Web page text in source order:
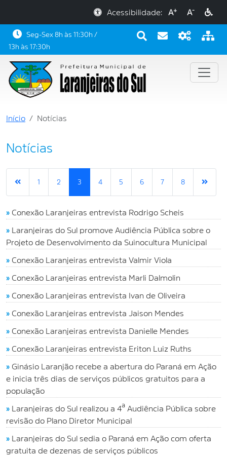
Acessibilidade: A+ A-
Seg-Sex 8h às 11:30h /
13h às 17:30h
Início Notícias
Notícias
1 2 3 4 5 6 7 8
» Conexão Laranjeiras entrevista Rodrigo Scheis
»
Laranjeiras do Sul promove Audiência Pública sobre o
Projeto de Desenvolvimento da Suinocultura Municipal
» Conexão Laranjeiras entrevista Valmir Viola
» Conexão Laranjeiras entrevista Marli Dalmolin
» Conexão Laranjeiras entrevista Ivan de Oliveira
» Conexão Laranjeiras entrevista Jaison Mendes
» Conexão Laranjeiras entrevista Danielle Mendes
» Conexão Laranjeiras entrevista Eriton Luiz Ruths
» Ginásio Laranjão recebe a abertura do Paraná em Ação
e inicia três dias de serviços públicos gratuitos para a
população
»
Laranjeiras do Sul realizou a 4ª Audiência Pública sobre
revisão do Plano Diretor Municipal
»
Laranjeiras do Sul sedia o Paraná em Ação com oferta
gratuita de dezenas de serviços públicos